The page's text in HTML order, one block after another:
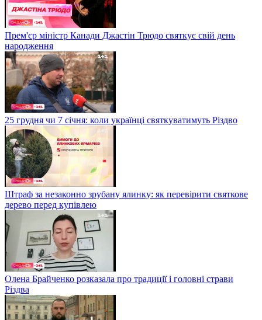
Прем'єр міністр Канади Джастін Трюдо святкує свій день
народження
25 грудня чи 7 січня: коли українці святкуватимуть Різдво
Штраф за незаконно зрубану ялинку: як перевірити святкове
дерево перед купівлею
Олена Брайченко розказала про традиції і головні страви
Різдва